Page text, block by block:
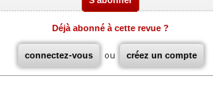
Déjà abonné à cette revue ?
connectez-vous ou créez un compte